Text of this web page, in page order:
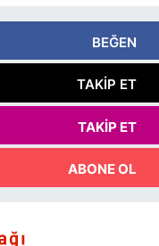
BEĞEN
TAKIP ET
TAKIP ET
ABONE OL